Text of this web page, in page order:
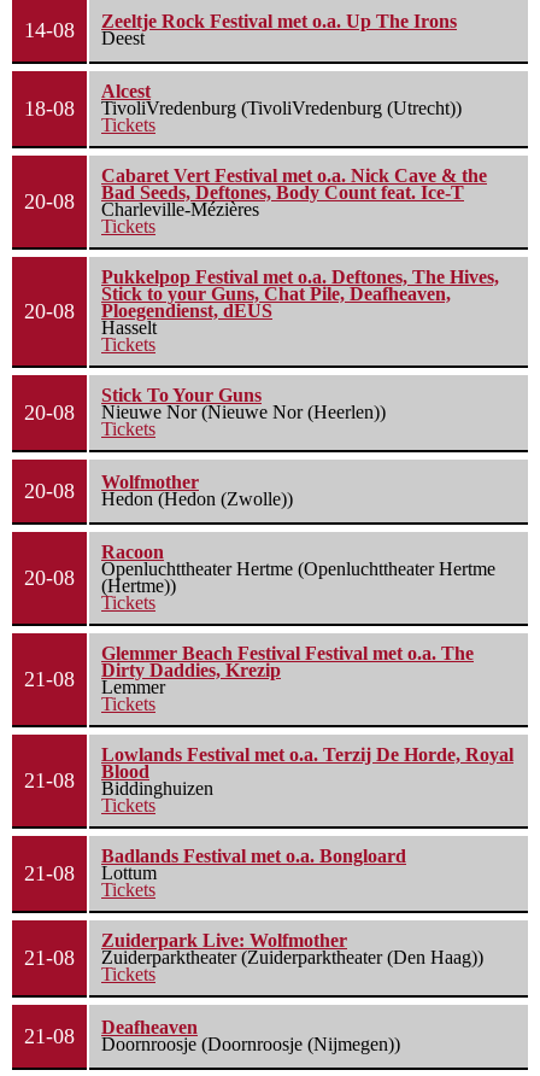
14-08
Zeeltje Rock Festival met o.a. Up The Irons
Deest
18-08
Alcest
TivoliVredenburg (TivoliVredenburg (Utrecht))
Tickets
20-08
Cabaret Vert Festival met o.a. Nick Cave & the
Bad Seeds, Deftones, Body Count feat. Ice-T
Charleville-Mézières
Tickets
20-08
Pukkelpop Festival met o.a. Deftones, The Hives,
Stick to your Guns, Chat Pile, Deafheaven,
Ploegendienst, dEUS
Hasselt
Tickets
20-08
Stick To Your Guns
Nieuwe Nor (Nieuwe Nor (Heerlen))
Tickets
20-08
Wolfmother
Hedon (Hedon (Zwolle))
20-08
Racoon
Openluchttheater Hertme (Openluchttheater Hertme
(Hertme))
Tickets
21-08
Glemmer Beach Festival Festival met o.a. The
Dirty Daddies, Krezip
Lemmer
Tickets
21-08
Lowlands Festival met o.a. Terzij De Horde, Royal
Blood
Biddinghuizen
Tickets
21-08
Badlands Festival met o.a. Bongloard
Lottum
Tickets
21-08
Zuiderpark Live: Wolfmother
Zuiderparktheater (Zuiderparktheater (Den Haag))
Tickets
21-08
Deafheaven
Doornroosje (Doornroosje (Nijmegen))